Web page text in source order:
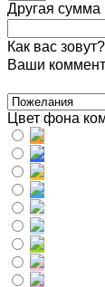
Другая сумма
Как вас зовут?
Ваши
Цвет фона